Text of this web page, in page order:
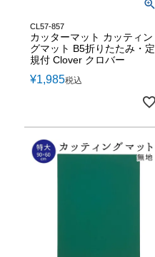
CL57-857
カッターマット カッティン
グマット B5折りたたみ・定
規付 Clover クロバー
¥1,985税込